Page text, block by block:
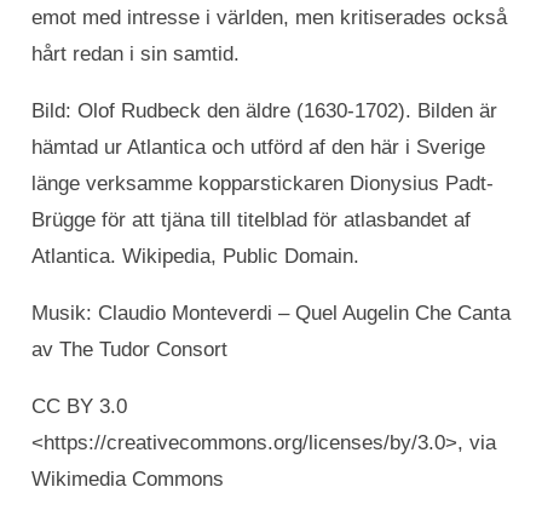
emot med intresse i världen, men kritiserades också
hårt redan i sin samtid.
Bild: Olof Rudbeck den äldre (1630-1702). Bilden är
hämtad ur Atlantica och utförd af den här i Sverige
länge verksamme kopparstickaren Dionysius Padt-
Brügge för att tjäna till titelblad för atlasbandet af
Atlantica. Wikipedia, Public Domain.
Musik: Claudio Monteverdi – Quel Augelin Che Canta
av The Tudor Consort
CC BY 3.0
<https://creativecommons.org/licenses/by/3.0>, via
Wikimedia Commons